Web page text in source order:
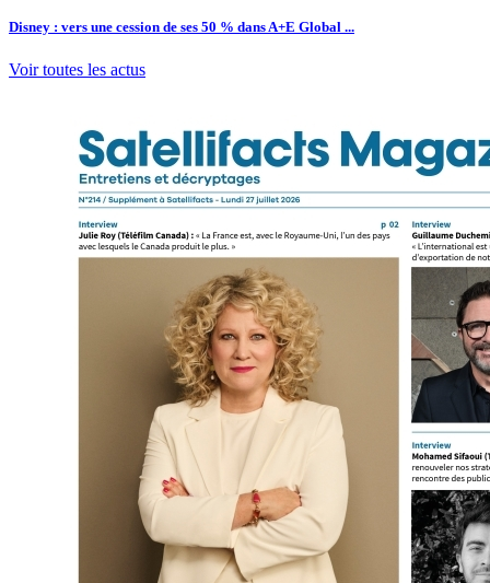
Disney : vers une cession de ses 50 % dans A+E Global ...
Voir toutes les actus